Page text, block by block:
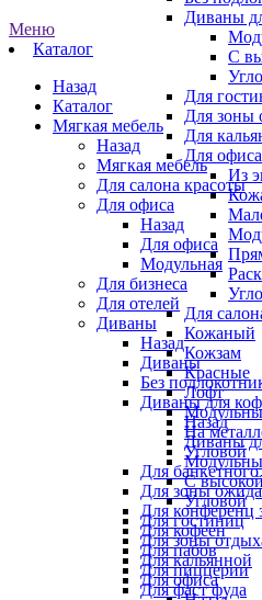
Диваны
С
Для
Для зоны
Для
Для офиса
Из
Для
Кожаный
Кожзам
Красные
Лофт
На
Угловой
Для банкетного
Для зоны
Для конференц
Для кофеен
Для пабов
Для пиццерии
Для фаст фуда
Меню
Каталог
Назад
Каталог
Мягкая мебель
Назад
Мягкая мебель
Для салона красоты
Для офиса
Назад
Для офиса
Модульная
Для бизнеса
Для отелей
Диваны
Назад
Диваны
Без
Диваны для
Назад
Диваны
С
Угловой
Для гостиниц
Для зоны
Для кальянной
Для офиса